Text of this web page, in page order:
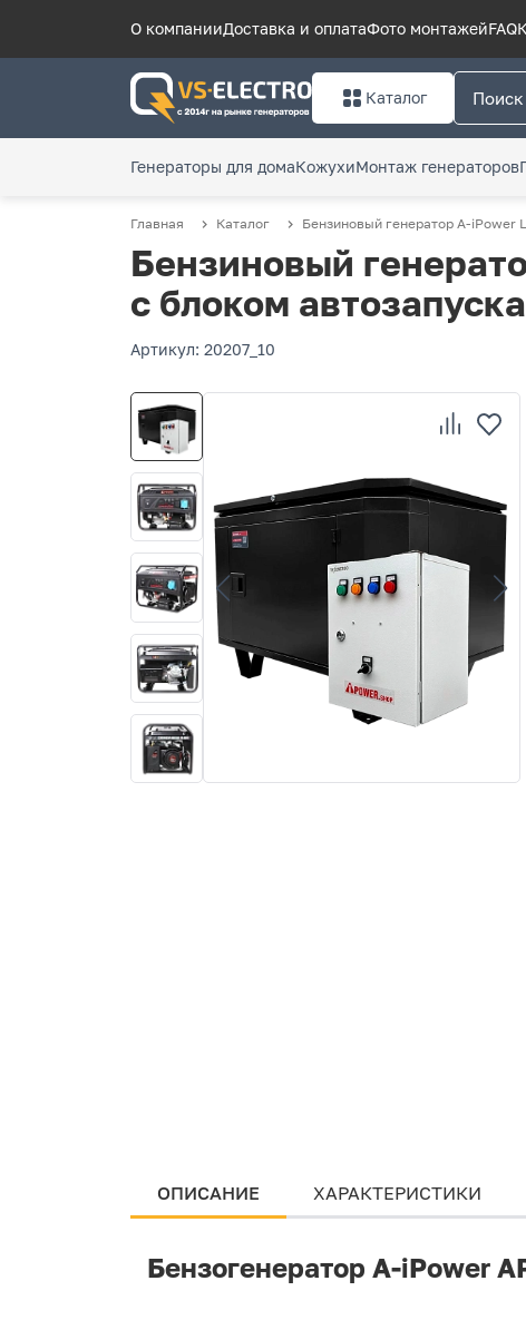
О компанииДоставка и оплатаФото монтажейFAQ
Каталог
Генераторы для домаКожухиМонтаж генераторов
Главная Каталог Бензиновый генератор A-iPower
Бензиновый
с блоком
Артикул: 20207_10
ОПИСАНИЕ ХАРАКТЕРИСТИКИ
Бензогенератор A-iPower